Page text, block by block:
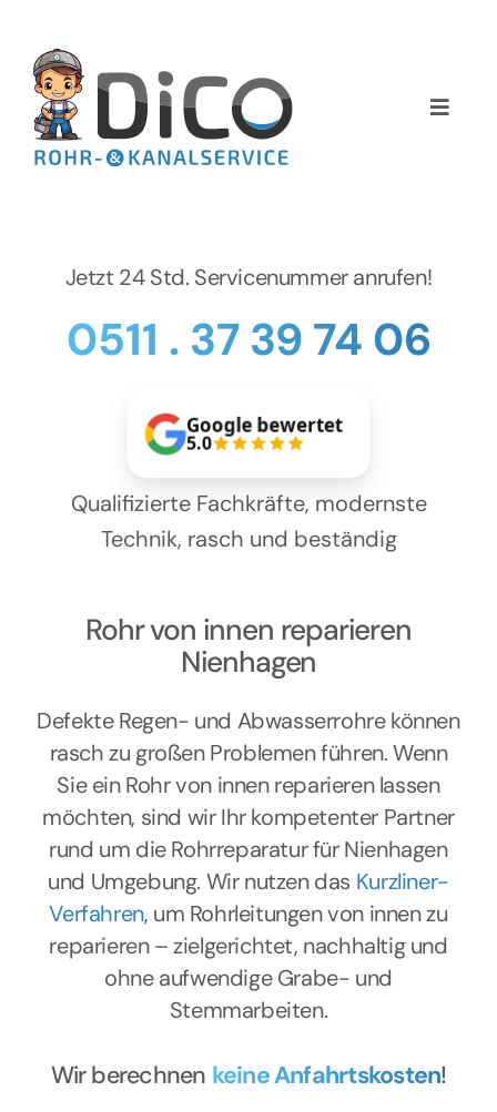
springen
Toggle
Home
NEWS
Kontakt
Jetzt 24 Std. Servicenummer anrufen!
0511 . 37 39 74 06
Google bewertet
5.0
Qualifizierte Fachkräfte, modernste
Technik, rasch und beständig
Rohr von innen reparieren
Nienhagen
Defekte Regen- und Abwasserrohre können
rasch zu großen Problemen führen. Wenn
Sie ein Rohr von innen reparieren lassen
möchten, sind wir Ihr kompetenter Partner
rund um die Rohrreparatur für Nienhagen
und Umgebung. Wir nutzen das Kurzliner-
Verfahren, um Rohrleitungen von innen zu
reparieren – zielgerichtet, nachhaltig und
ohne aufwendige Grabe- und
Stemmarbeiten.
Wir berechnen keine Anfahrtskosten!